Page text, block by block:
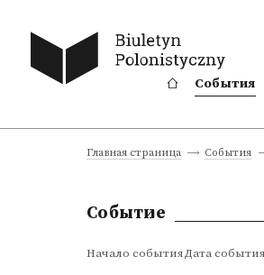
События
Главная страница События
Событие
Начало событияДата